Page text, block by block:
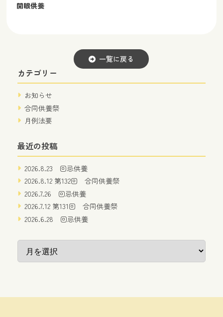
開眼供養
一覧に戻る
カテゴリー
お知らせ
合同供養祭
月例法要
最近の投稿
2026.8.23 回忌供養
2026.8.12 第132回 合同供養祭
2026.7.26 回忌供養
2026.7.12 第131回 合同供養祭
2026.6.28 回忌供養